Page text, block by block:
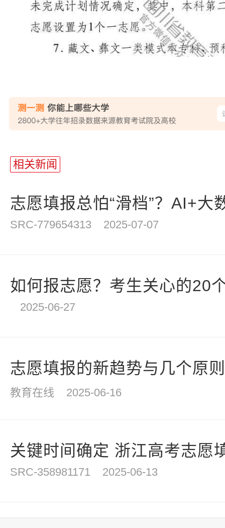
相关新闻
志愿填报总怕“滑档”？AI+大
SRC-779654313 2025-07-07
如何报志愿？考生关心的20
2025-06-27
志愿填报的新趋势与几个原
教育在线 2025-06-16
关键时间确定 浙江高考志愿
SRC-358981171 2025-06-13